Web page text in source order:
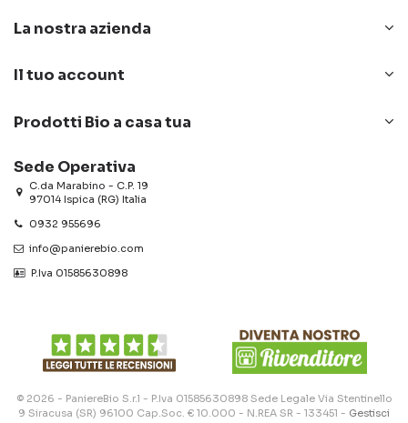
La nostra azienda
Il tuo account
Prodotti Bio a casa tua
Sede Operativa
C.da Marabino - C.P. 19
97014 Ispica (RG) Italia
0932 955696
info@panierebio.com
‎‎‎‎‎ P.Iva 01585630898
© 2026 - PaniereBio S.r.l - P.Iva 01585630898 Sede Legale Via Stentinello
9 Siracusa (SR) 96100 Cap.Soc. € 10.000 - N.REA SR - 133451 - Gestisci